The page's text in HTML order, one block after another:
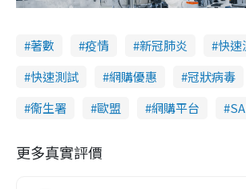
著數 疫情 新冠肺炎
快速
快速測試
網購優惠 冠狀病毒
衞生署
歐盟 網購平台
更多真實評價